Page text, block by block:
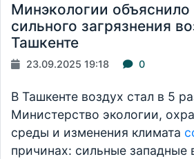
Минэкологии
сильного загрязнения
Ташкенте
23.09.2025 19:18 0
В Ташкенте воздух стал в 5
Министерство экологии,
среды и изменения климата
причинах: сильные западные